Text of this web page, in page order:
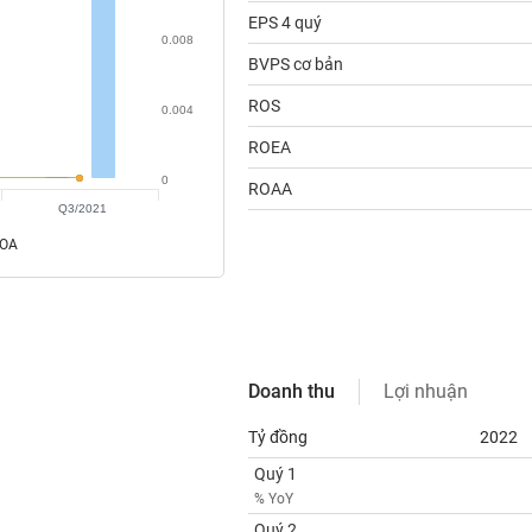
0
0.004
0.008
Q3/2021
EPS 4 quý
BVPS cơ bản
ROS
ROEA
ROAA
Doanh thu Lợi nhuận
Tỷ đồng
2022
Quý 1
% YoY